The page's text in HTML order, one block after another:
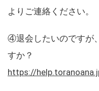
よりご連絡ください。
④退会したいのですが
すか？
https://